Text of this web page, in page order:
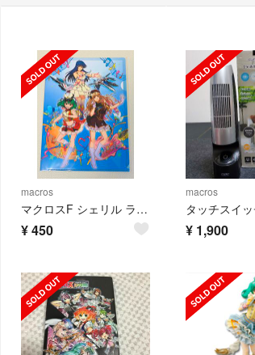
macros
マクロスF シェリル ランカ マクロス 30周年 クリアファイル 超時空展覧会
¥450
macros
¥ 1,900